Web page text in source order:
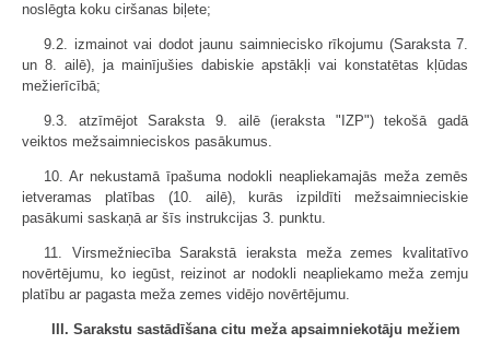
noslēgta koku ciršanas biļete;
9.2. izmainot vai dodot jaunu saimniecisko rīkojumu (Saraksta 7.
un 8. ailē), ja mainījušies dabiskie apstākļi vai konstatētas kļūdas
mežierīcībā;
9.3. atzīmējot Saraksta 9. ailē (ieraksta "IZP") tekošā gadā
veiktos mežsaimnieciskos pasākumus.
10. Ar nekustamā īpašuma nodokli neapliekamajās meža zemēs
ietveramas platības (10. ailē), kurās izpildīti mežsaimnieciskie
pasākumi saskaņā ar šīs instrukcijas 3. punktu.
11. Virsmežniecība Sarakstā ieraksta meža zemes kvalitatīvo
novērtējumu, ko iegūst, reizinot ar nodokli neapliekamo meža zemju
platību ar pagasta meža zemes vidējo novērtējumu.
III. Sarakstu sastādīšana citu meža apsaimniekotāju mežiem